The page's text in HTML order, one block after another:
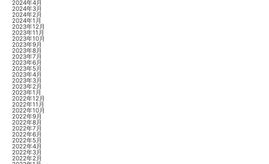
2024年4月
2024年3月
2024年2月
2024年1月
2023年12月
2023年11月
2023年10月
2023年9月
2023年8月
2023年7月
2023年6月
2023年5月
2023年4月
2023年3月
2023年2月
2023年1月
2022年12月
2022年11月
2022年10月
2022年9月
2022年8月
2022年7月
2022年6月
2022年5月
2022年4月
2022年3月
2022年2月